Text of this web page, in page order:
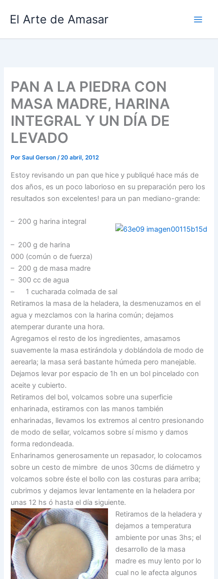
El Arte de Amasar
PAN A LA PIEDRA CON
MASA MADRE, HARINA
INTEGRAL Y UN DÍA DE
LEVADO
PorSaul Gerson/20 abril, 2012
Estoy revisando un pan que hice y publiqué hace más de
dos años, es un poco laborioso en su preparación pero los
resultados son excelentes! para un pan mediano-grande:
– 200 g harina integral
– 200 g de harina
000 (común o de fuerza)
– 200 g de masa madre
– 300 cc de agua
– 1 cucharada colmada de sal
Retiramos la masa de la heladera, la desmenuzamos en el
agua y mezclamos con la harina común; dejamos
atemperar durante una hora.
Agregamos el resto de los ingredientes, amasamos
suavemente la masa estirándola y doblándola de modo de
aerearla; la masa será bastante húmeda pero manejable.
Dejamos levar por espacio de 1h en un bol pincelado con
aceite y cubierto.
Retiramos del bol, volcamos sobre una superficie
enharinada, estiramos con las manos también
enharinadas, llevamos los extremos al centro presionando
de modo de sellar, volcamos sobre sí mismo y damos
forma redondeada.
Enharinamos generosamente un repasador, lo colocamos
sobre un cesto de mimbre de unos 30cms de diámetro y
volcamos sobre éste el bollo con las costuras para arriba;
cubrimos y dejamos levar lentamente en la heladera por
unas 12 hs ó hasta el día siguiente.
Retiramos de la heladera y
dejamos a temperatura
ambiente por unas 3hs; el
desarrollo de la masa
madre es muy lento por lo
cual no le afecta algunos